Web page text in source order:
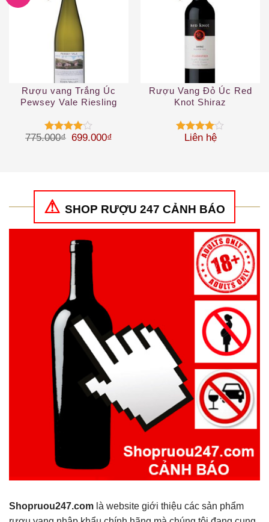
Rượu vang Trắng Úc
Pewsey Vale Riesling
Được
775.000₫ Giá gốc là: 775.000₫.
699.000₫ Giá hiện tại là: 699.000₫.
Rượu Vang Đỏ Úc Red
Knot Shiraz
Được
Liên hệ
SHOP RƯỢU 247 CẢNH BÁO
Shopruou247.com là website giới thiệu các sản phẩm